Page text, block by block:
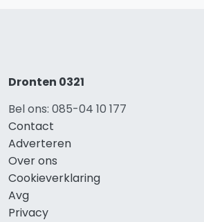
Dronten 0321
Bel ons: 085-04 10 177
Contact
Adverteren
Over ons
Cookieverklaring
Avg
Privacy